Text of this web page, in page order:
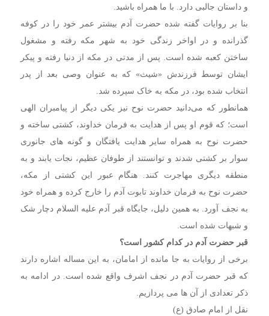
و داستان جالبی دارد. با ما همراه باشید.
بنا بر روایات گفته شده حضرت آدم بیشتر عمر خود را در کوفه
گذرانده و در اواخر زندگی خود به شهر مکه رفته و مشغول
ساختن کعبه شده است. پس از مدتی در مکه از دنیا رفته و پیکر
ایشان توسط فرزندش «شیث» که به عنوان وصی بعد از پدر
انتخاب شده بود، در مکه به خاک سپرده شد.
همانطور که می‌دانید حضرت نوح نیز یکی دیگر از پیامبران الهی
است؛ که قوم او پس از هدایت به فرمان خداوند، کشتی ساخته و
حضرت نوح به همراه سایر هدایت یافتگان و گونه های جانوری
سوار بر کشتی شدند و توانستند از طوفان عظیم، نجات یابند و به
منطقه دیگری مهاجرت کنند. هنگام عبور این کشتی از مکه،
حضرت نوح به فرمان خداوند تابوت آدم را خارج کرده و همراه خود
به نجف آورد. به همین دلیل، جایگاه قبر آدم علیه السلام دچار شک
و شبهات شده است.
قبر حضرت آدم در کدام کشور است؟
برخی از روایات به جا مانده از امامان، به این مساله اشاره دارند
که قبر حضرت آدم در نجف اشرف واقع شده است. در ادامه به
ذکر تعدادی از آن ها می پردازیم.
نقل از امام صادق (ع)